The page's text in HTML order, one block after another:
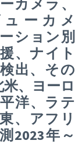
カメラ、
ーカメ
ション別
援、ナイト
出、その
、ヨーロ
洋、ラテ
、アフリ
2023年～